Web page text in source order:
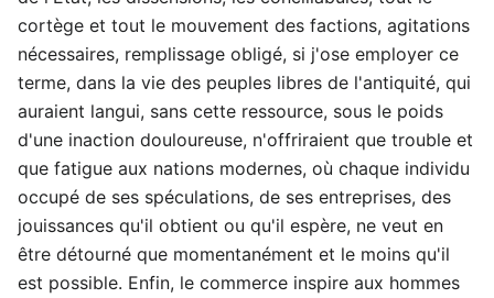
cortège et tout le mouvement des factions, agitations
nécessaires, remplissage obligé, si j'ose employer ce
terme, dans la vie des peuples libres de l'antiquité, qui
auraient langui, sans cette ressource, sous le poids
d'une inaction douloureuse, n'offriraient que trouble et
que fatigue aux nations modernes, où chaque individu
occupé de ses spéculations, de ses entreprises, des
jouissances qu'il obtient ou qu'il espère, ne veut en
être détourné que momentanément et le moins qu'il
est possible. Enfin, le commerce inspire aux hommes